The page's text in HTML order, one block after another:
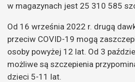
w magazynach jest 25 310 585
Od 16 września 2022 r. drugą
przeciw COVID-19 mogą
osoby powyżej 12 lat. Od 3
możliwe są szczepienia
dzieci 5-11 lat.